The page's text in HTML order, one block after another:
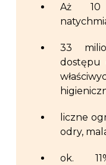
Aż 10
33
dostępu
liczne
odry,
ok.